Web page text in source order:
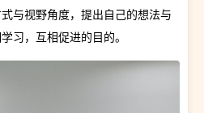
与视野角度，提出自己的想法与
习，互相促进的目的。